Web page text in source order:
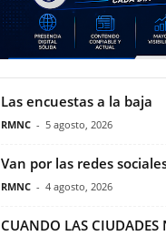
Las encuestas a la baja
RMNC - 5 agosto, 2026
Van por las redes
RMNC - 4 agosto, 2026
CUANDO LAS